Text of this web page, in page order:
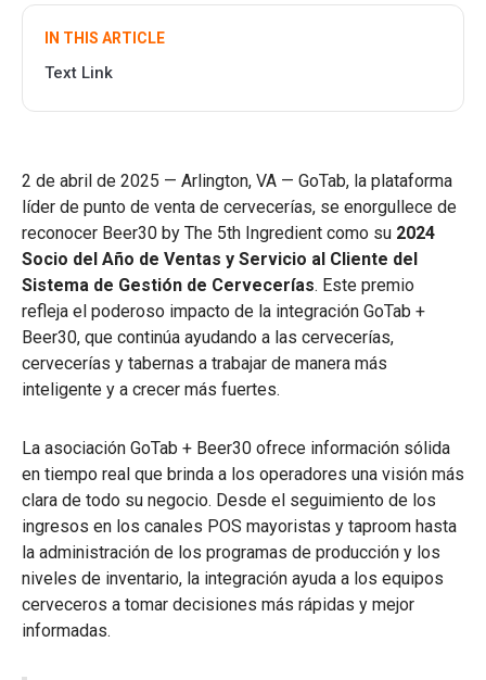
IN THIS ARTICLE
Text Link
2 de abril de 2025 — Arlington, VA — GoTab, la plataforma
líder de punto de venta de cervecerías, se enorgullece de
reconocer Beer30 by The 5th Ingredient como su 2024
Socio del Año de Ventas y Servicio al Cliente del
Sistema de Gestión de Cervecerías. Este premio
refleja el poderoso impacto de la integración GoTab +
Beer30, que continúa ayudando a las cervecerías,
cervecerías y tabernas a trabajar de manera más
inteligente y a crecer más fuertes.
La asociación GoTab + Beer30 ofrece información sólida
en tiempo real que brinda a los operadores una visión más
clara de todo su negocio. Desde el seguimiento de los
ingresos en los canales POS mayoristas y taproom hasta
la administración de los programas de producción y los
niveles de inventario, la integración ayuda a los equipos
cerveceros a tomar decisiones más rápidas y mejor
informadas.